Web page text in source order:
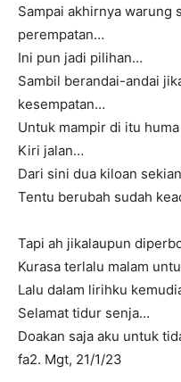
Sampai akhirnya warung
perempatan…
Ini pun jadi pilihan…
Sambil berandai-andai
kesempatan…
Untuk mampir di itu
Kiri jalan…
Dari sini dua kiloan
Tentu berubah sudah
Tapi ah jikalaupun
Kurasa terlalu malam
Lalu dalam lirihku
Selamat tidur senja…
Doakan saja aku untuk
fa2. Mgt, 21/1/23